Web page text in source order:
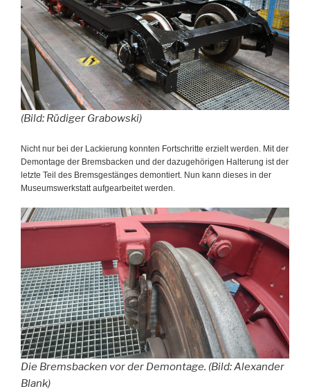
(Bild: Rüdiger Grabowski)
Nicht nur bei der Lackierung konnten Fortschritte erzielt werden. Mit der
Demontage der Bremsbacken und der dazugehörigen Halterung ist der
letzte Teil des Bremsgestänges demontiert. Nun kann dieses in der
Museumswerkstatt aufgearbeitet werden.
Die Bremsbacken vor der Demontage. (Bild: Alexander
Blank)